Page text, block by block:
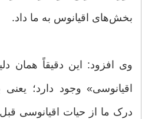
بخش‌های اقیانوس به ما داد.
وی افزود: این دقیقاً همان
اقیانوسی» وجود دارد؛
درک ما از حیات اقیانوسی